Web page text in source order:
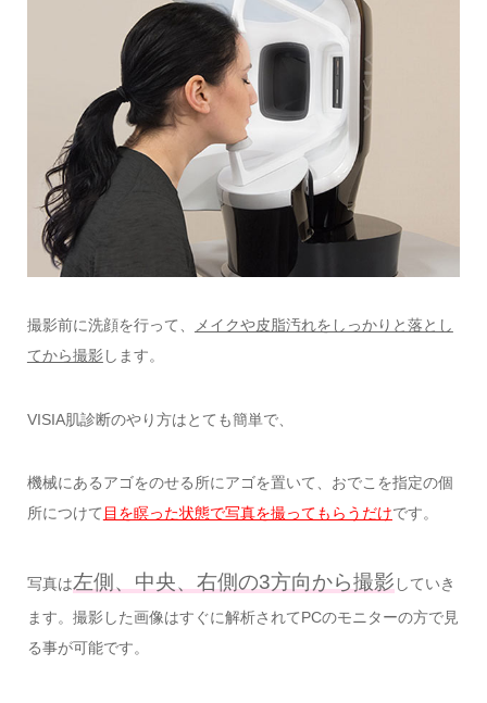
撮影前に洗顔を行って、
メイクや皮脂汚れをしっかりと落とし
てから撮影します。
VISIA肌診断のやり方はとても簡単で、
機械にあるアゴをのせる所にアゴを置いて、おでこを指定の個
所につけて 目を瞑った状態で写真を撮ってもらうだけです。
写真は左側、中央、右側の3方向から撮影 していき
ます。撮影した画像はすぐに解析されてPCのモニターの方で見
る事が可能です。